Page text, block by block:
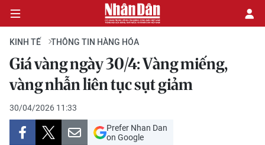
CHÍNH TRỊ
KINH TẾ
VĂN HÓA
KINH TẾ THÔNG TIN HÀNG HÓA
Giá vàng ngày 30/4: Vàng miếng,
vàng nhẫn liên tục sụt giảm
30/04/2026 11:33
Prefer Nhan Dan
on Google